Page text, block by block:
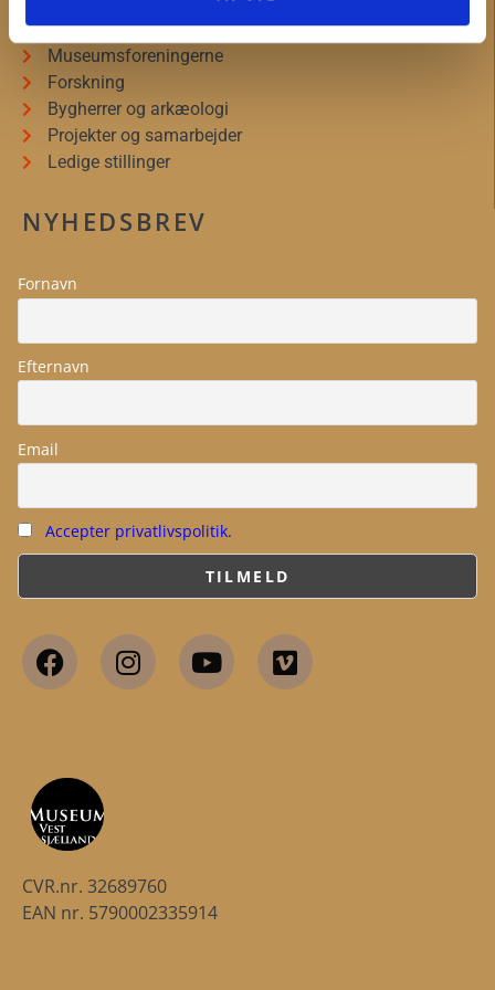
Bliv frivillig
Museumsforeningerne
Forskning
Bygherrer og arkæologi
Projekter og samarbejder
Ledige stillinger
NYHEDSBREV
Fornavn
Efternavn
Email
Accepter privatlivspolitik.
CVR.nr. 32689760
EAN nr. 5790002335914